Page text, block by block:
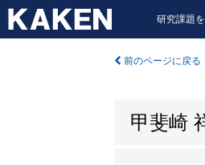
研究課題
前のページに戻る
甲斐崎